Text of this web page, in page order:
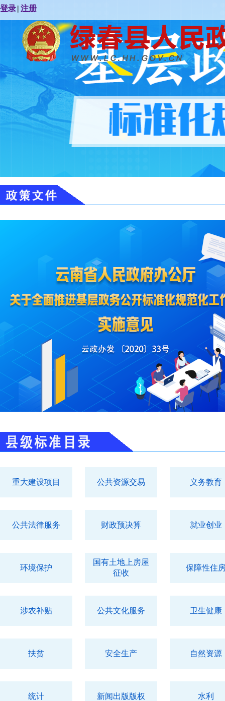
登录| 注册
重大建设项目 公共资源交易 义务教育
公共法律服务 财政预决算 就业创业
环境保护
国有土地上房屋
征收
保障性住
涉农补贴 公共文化服务 卫生健康
扶贫 安全生产 自然资源
统计 新闻出版版权 水利